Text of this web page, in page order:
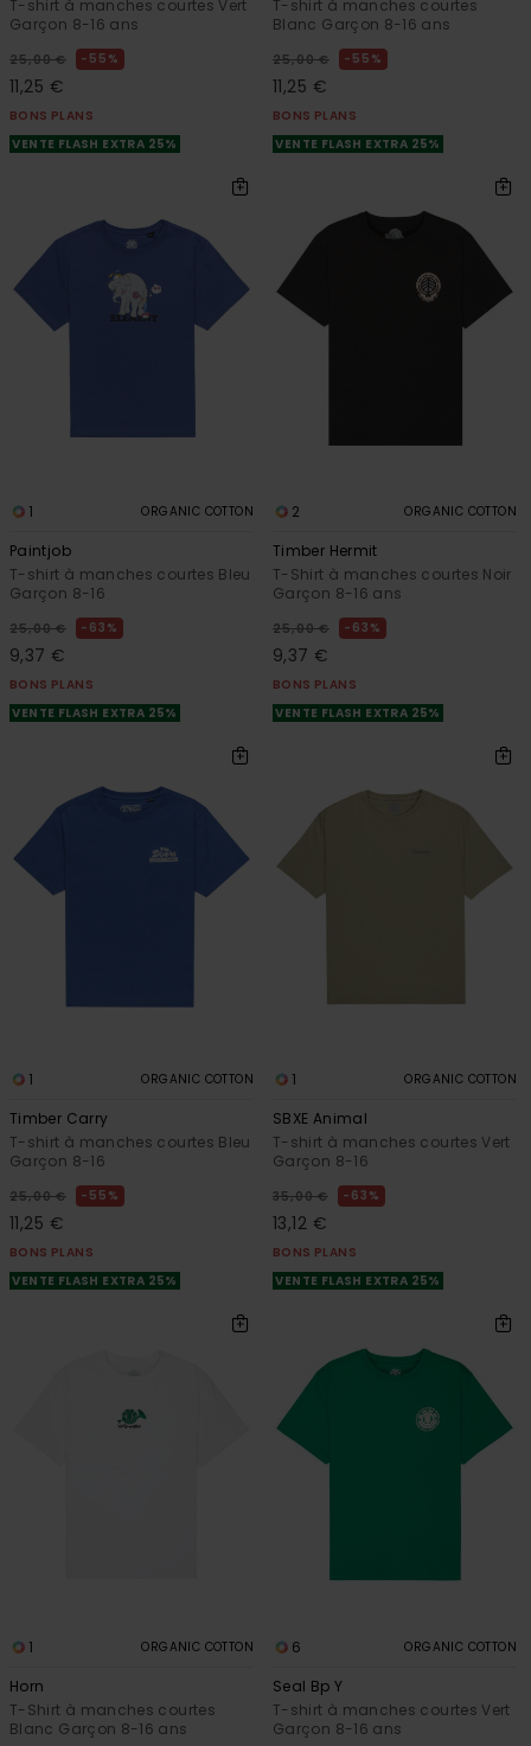
T-shirt à manches courtes Vert
Garçon 8-16 ans
25,00 € 55%
11,25 €
BONS PLANS
VENTE FLASH EXTRA 25%
T-shirt à manches courtes
Blanc Garçon 8-16 ans
25,00 € 55%
11,25 €
BONS PLANS
VENTE FLASH EXTRA 25%
1 ORGANIC COTTON
Paintjob
T-shirt à manches courtes Bleu
Garçon 8-16
25,00 € 63%
9,37 €
BONS PLANS
VENTE FLASH EXTRA 25%
2 ORGANIC COTTON
Timber Hermit
T-Shirt à manches courtes Noir
Garçon 8-16 ans
25,00 € 63%
9,37 €
BONS PLANS
VENTE FLASH EXTRA 25%
1 ORGANIC COTTON
Timber Carry
T-shirt à manches courtes Bleu
Garçon 8-16
25,00 € 55%
11,25 €
BONS PLANS
VENTE FLASH EXTRA 25%
1 ORGANIC COTTON
SBXE Animal
T-shirt à manches courtes Vert
Garçon 8-16
35,00 € 63%
13,12 €
BONS PLANS
VENTE FLASH EXTRA 25%
1 ORGANIC COTTON
Horn
T-Shirt à manches courtes
Blanc Garçon 8-16 ans
6 ORGANIC COTTON
Seal Bp Y
T-shirt à manches courtes Vert
Garçon 8-16 ans